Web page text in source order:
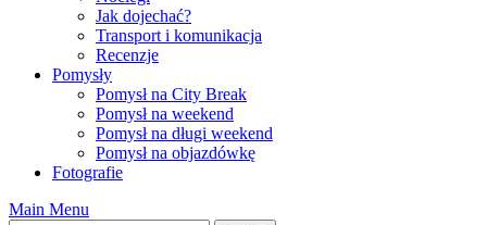
Jak dojechać?
Transport i komunikacja
Recenzje
Pomysły
Pomysł na City Break
Pomysł na weekend
Pomysł na długi weekend
Pomysł na objazdówkę
Fotografie
Main Menu